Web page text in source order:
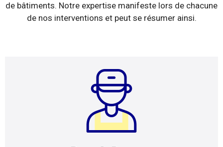
de bâtiments. Notre expertise manifeste lors de chacune
de nos interventions et peut se résumer ainsi.